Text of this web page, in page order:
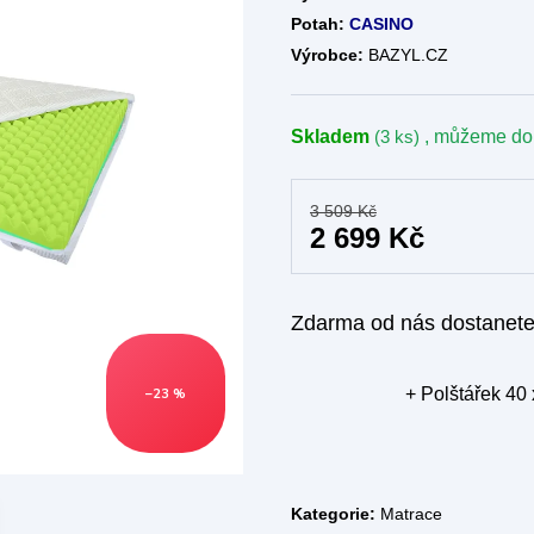
–23 %
Skladem (3 ks) , můžeme
Zdarma od nás dostanete
+ Polštářek 40
Potah: CASINO
Výrobce: BAZYL.CZ
Kategorie: Matrace
3 509 Kč
2 699 Kč